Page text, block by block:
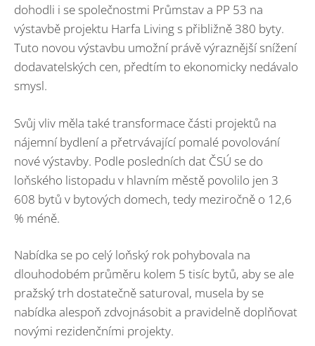
dohodli i se společnostmi Průmstav a PP 53 na
výstavbě projektu Harfa Living s přibližně 380 byty.
Tuto novou výstavbu umožní právě výraznější snížení
dodavatelských cen, předtím to ekonomicky nedávalo
smysl.
Svůj vliv měla také transformace části projektů na
nájemní bydlení a přetrvávající pomalé povolování
nové výstavby. Podle posledních dat ČSÚ se do
loňského listopadu v hlavním městě povolilo jen 3
608 bytů v bytových domech, tedy meziročně o 12,6
% méně.
Nabídka se po celý loňský rok pohybovala na
dlouhodobém průměru kolem 5 tisíc bytů, aby se ale
pražský trh dostatečně saturoval, musela by se
nabídka alespoň zdvojnásobit a pravidelně doplňovat
novými rezidenčními projekty.